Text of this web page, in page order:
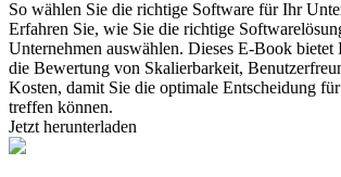
So wählen Sie die richtige Software für Ihr
Erfahren Sie, wie Sie die richtige
Unternehmen auswählen. Dieses E-Book
die Bewertung von Skalierbarkeit,
Kosten, damit Sie die optimale Entscheidung
treffen können.
Jetzt herunterladen